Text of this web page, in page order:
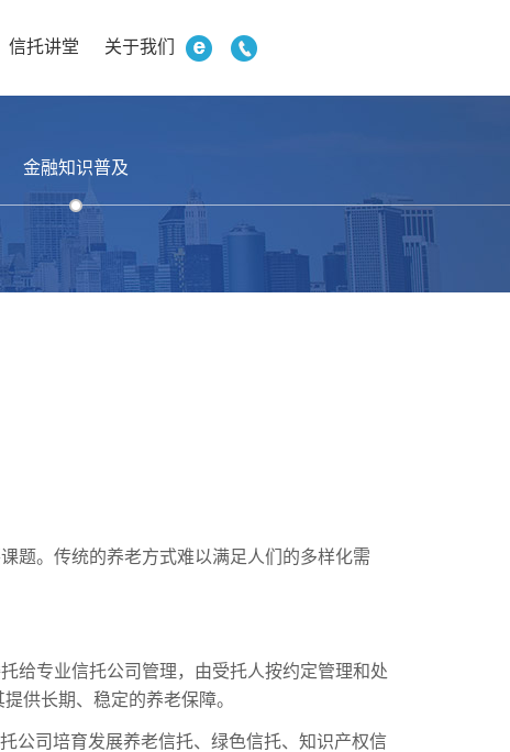
信托讲堂 关于我们
金融知识普及
题。传统的养老方式难以满足人们的多样化需
给专业信托公司管理，由受托人按约定管理和处
供长期、稳定的养老保障。
公司培育发展养老信托、绿色信托、知识产权信